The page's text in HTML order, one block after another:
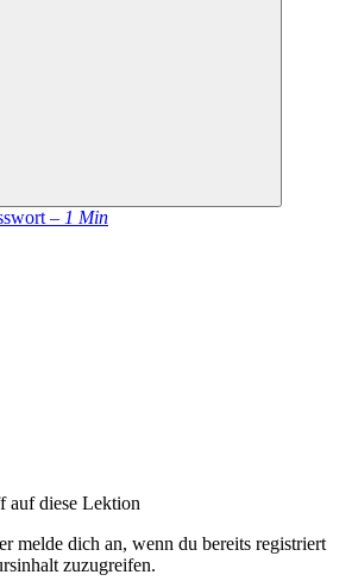
– 1 Min
auf diese Lektion
melde dich an, wenn du bereits registriert
zuzugreifen.